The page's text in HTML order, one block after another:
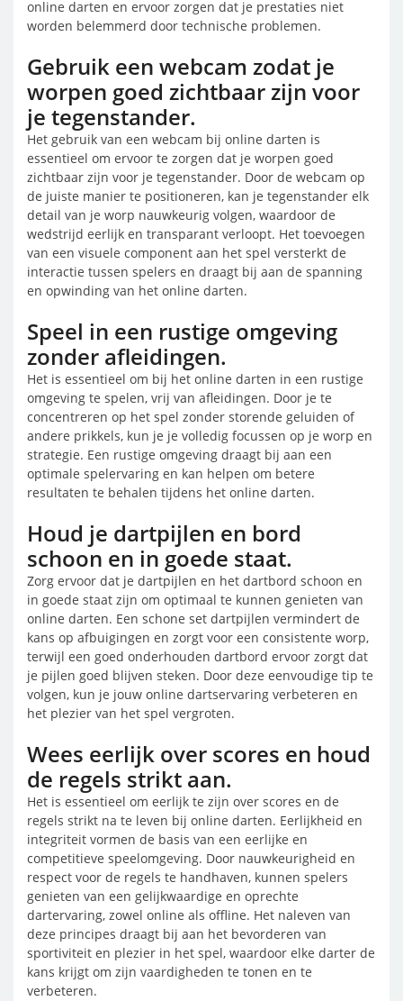
online darten en ervoor zorgen dat je prestaties niet
worden belemmerd door technische problemen.
Gebruik een webcam zodat je
worpen goed zichtbaar zijn voor
je tegenstander.
Het gebruik van een webcam bij online darten is
essentieel om ervoor te zorgen dat je worpen goed
zichtbaar zijn voor je tegenstander. Door de webcam op
de juiste manier te positioneren, kan je tegenstander elk
detail van je worp nauwkeurig volgen, waardoor de
wedstrijd eerlijk en transparant verloopt. Het toevoegen
van een visuele component aan het spel versterkt de
interactie tussen spelers en draagt bij aan de spanning
en opwinding van het online darten.
Speel in een rustige omgeving
zonder afleidingen.
Het is essentieel om bij het online darten in een rustige
omgeving te spelen, vrij van afleidingen. Door je te
concentreren op het spel zonder storende geluiden of
andere prikkels, kun je je volledig focussen op je worp en
strategie. Een rustige omgeving draagt bij aan een
optimale spelervaring en kan helpen om betere
resultaten te behalen tijdens het online darten.
Houd je dartpijlen en bord
schoon en in goede staat.
Zorg ervoor dat je dartpijlen en het dartbord schoon en
in goede staat zijn om optimaal te kunnen genieten van
online darten. Een schone set dartpijlen vermindert de
kans op afbuigingen en zorgt voor een consistente worp,
terwijl een goed onderhouden dartbord ervoor zorgt dat
je pijlen goed blijven steken. Door deze eenvoudige tip te
volgen, kun je jouw online dartservaring verbeteren en
het plezier van het spel vergroten.
Wees eerlijk over scores en houd
de regels strikt aan.
Het is essentieel om eerlijk te zijn over scores en de
regels strikt na te leven bij online darten. Eerlijkheid en
integriteit vormen de basis van een eerlijke en
competitieve speelomgeving. Door nauwkeurigheid en
respect voor de regels te handhaven, kunnen spelers
genieten van een gelijkwaardige en oprechte
dartervaring, zowel online als offline. Het naleven van
deze principes draagt bij aan het bevorderen van
sportiviteit en plezier in het spel, waardoor elke darter de
kans krijgt om zijn vaardigheden te tonen en te
verbeteren.